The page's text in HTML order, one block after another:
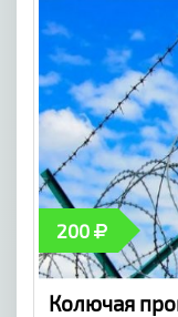
200
Колючая